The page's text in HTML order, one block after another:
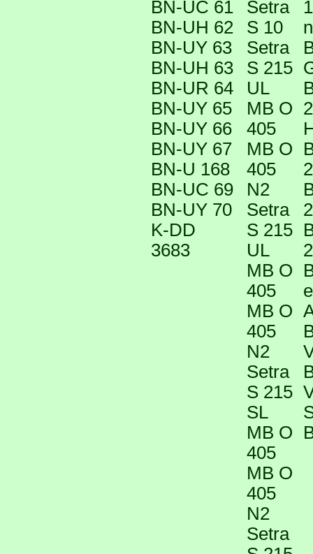
BN-UC 61
BN-UH 62
BN-UY 63
BN-UH 63
BN-UR 64
BN-UY 65
BN-UY 66
BN-UY 67
BN-U 168
BN-UC 69
BN-UY 70
K-DD
3683
Setra
S 10
Setra
S 215
UL
MB O
405
MB O
405
N2
Setra
S 215
UL
MB O
405
MB O
405
N2
Setra
S 215
SL
MB O
405
MB O
405
N2
Setra